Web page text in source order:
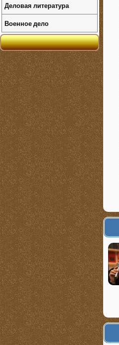
Деловая литература
Военное дело